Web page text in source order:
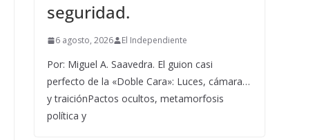
seguridad.
6 agosto, 2026 El Independiente
Por: Miguel A. Saavedra. El guion casi
perfecto de la «Doble Cara»: Luces, cámara…
y traiciónPactos ocultos, metamorfosis
política y